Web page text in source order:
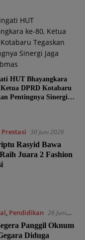
HUT Bhayangkara
DPRD Kotabaru
Pentingnya Sinergi
Prestasi 30 Juni 2026
Rasyid Bawa
Juara 2 Fashion
, Pendidikan 26 Juni
Panggil Oknum
Diduga